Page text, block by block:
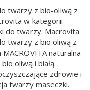
twarzy z bio-oliwą z
w kategorii
do twarzy. Macrovita
twarzy z bio oliwą z
naturalna
oliwą i białą
zdrowie i
twarzy maseczki.